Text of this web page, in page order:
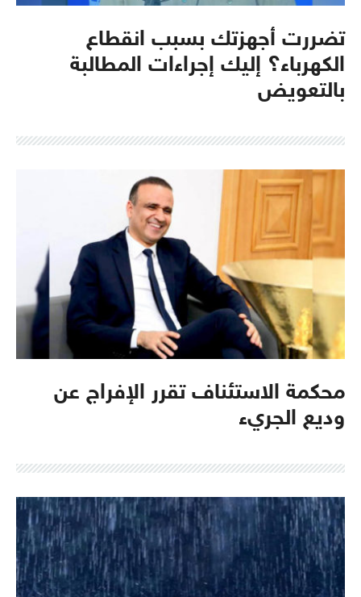
تضررت أجهزتك بسبب انقطاع
الكهرباء؟ إليك إجراءات المطالبة
بالتعويض
محكمة الاستئناف تقرر الإفراج عن
وديع الجريء